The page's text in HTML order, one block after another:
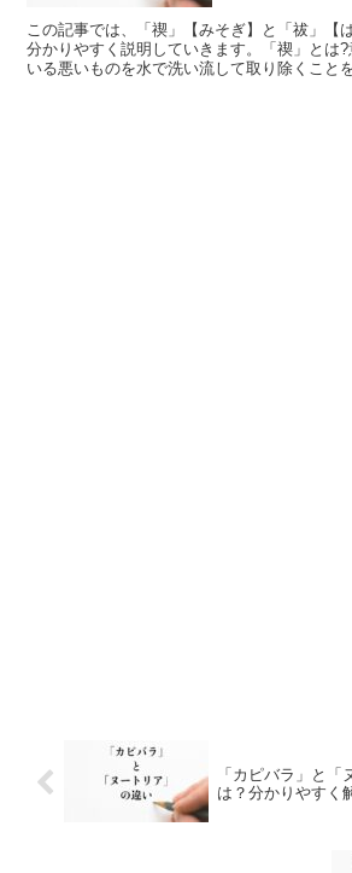
この記事では、「禊」【みそぎ】と「祓」【
分かりやすく説明していきます。「禊」とは
いる悪いものを水で洗い流して取り除くこと
「カピバラ」と「
は？分かりやすく